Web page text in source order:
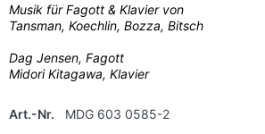
Musik für Fagott & Klavier von
Tansman, Koechlin, Bozza, Bitsch
Dag Jensen, Fagott
Midori Kitagawa, Klavier
Art.-Nr. MDG 603 0585-2